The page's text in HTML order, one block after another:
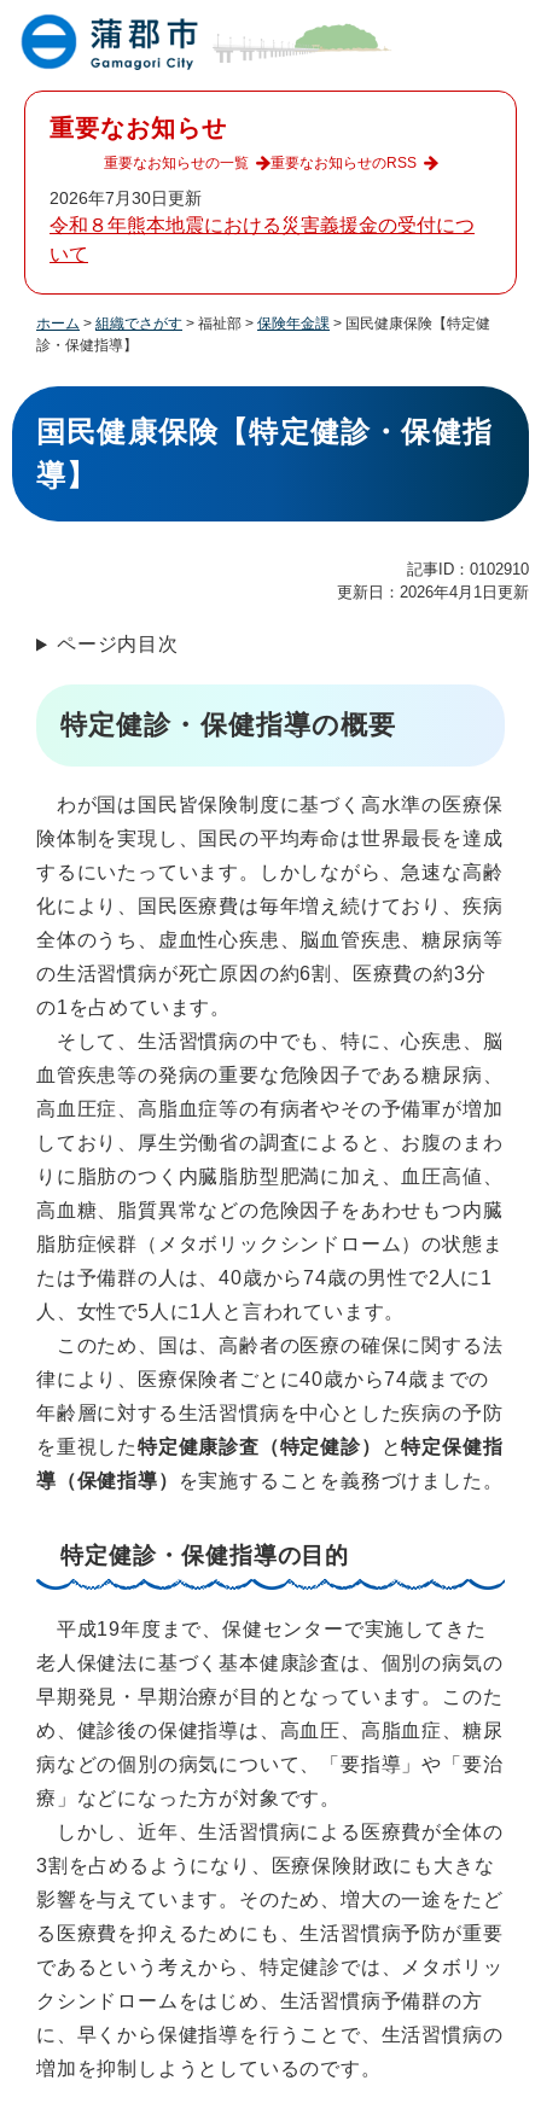
重要なお知らせ
2026年7月30日更新
令和８年熊本地震における災害義援金の受付につ
いて
重要なお知らせの一覧 重要なお知らせのRSS
ホーム > 組織でさがす > 福祉部 > 保険年金課 > 国民健康保険【特定健
診・保健指導】
本
文
国民健康保険【特定健診・保健指
導】
記事ID：0102910
更新日：2026年4月1日更新
ページ内目次
特定健診・保健指導の概要
わが国は国民皆保険制度に基づく高水準の医療保
険体制を実現し、国民の平均寿命は世界最長を達成
するにいたっています。しかしながら、急速な高齢
化により、国民医療費は毎年増え続けており、疾病
全体のうち、虚血性心疾患、脳血管疾患、糖尿病等
の生活習慣病が死亡原因の約6割、医療費の約3分
の1を占めています。
そして、生活習慣病の中でも、特に、心疾患、脳
血管疾患等の発病の重要な危険因子である糖尿病、
高血圧症、高脂血症等の有病者やその予備軍が増加
しており、厚生労働省の調査によると、お腹のまわ
りに脂肪のつく内臓脂肪型肥満に加え、血圧高値、
高血糖、脂質異常などの危険因子をあわせもつ内臓
脂肪症候群（メタボリックシンドローム）の状態ま
たは予備群の人は、40歳から74歳の男性で2人に1
人、女性で5人に1人と言われています。
このため、国は、高齢者の医療の確保に関する法
律により、医療保険者ごとに40歳から74歳までの
年齢層に対する生活習慣病を中心とした疾病の予防
を重視した特定健康診査（特定健診） と特定保健指
導（保健指導）
を実施することを義務づけました。
特定健診・保健指導の目的
平成19年度まで、保健センターで実施してきた
老人保健法に基づく基本健康診査は、個別の病気の
早期発見・早期治療が目的となっています。このた
め、健診後の保健指導は、高血圧、高脂血症、糖尿
病などの個別の病気について、「要指導」や「要治
療」などになった方が対象です。
しかし、近年、生活習慣病による医療費が全体の
3割を占めるようになり、医療保険財政にも大きな
影響を与えています。そのため、増大の一途をたど
る医療費を抑えるためにも、生活習慣病予防が重要
であるという考えから、特定健診では、メタボリッ
クシンドロームをはじめ、生活習慣病予備群の方
に、早くから保健指導を行うことで、生活習慣病の
増加を抑制しようとしているのです。